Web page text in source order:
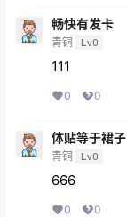
畅快有发卡
青铜 Lv0
111
0 0
体贴等于裙子
青铜 Lv0
666
0 0